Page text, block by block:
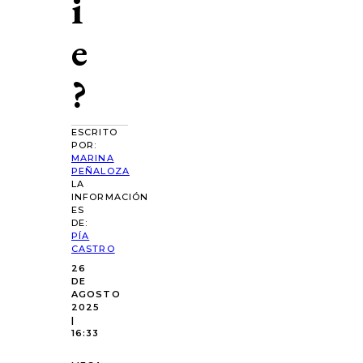
e
?
ESCRITO
POR:
MARINA
PEÑALOZA
LA
INFORMACIÓN
ES
DE:
PÍA
CASTRO
26
DE
AGOSTO
2025
|
16:33